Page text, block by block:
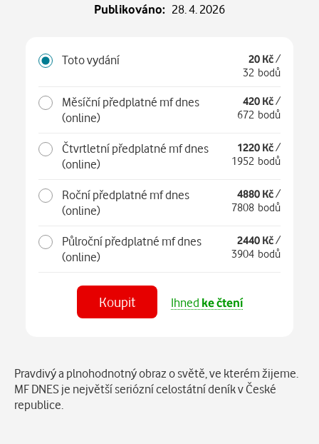
Publikováno: 28. 4. 2026
Toto vydání 20 Kč/
32 bodů
Měsíční předplatné mf dnes
(online)
420 Kč/
672 bodů
Čtvrtletní předplatné mf dnes
(online)
1220 Kč/
1952 bodů
Roční předplatné mf dnes
(online)
4880 Kč/
7808 bodů
Půlroční předplatné mf dnes
(online)
2440 Kč/
3904 bodů
Koupit Ihned ke čtení
MF DNES Olomoucký - 28.04.2026
Čístna webu
v aplikaci
MF DNES Střední Čechy - 28.04.2026
Popis
Pravdivý a plnohodnotný obraz o světě, ve kterém žijeme.
MF DNES je největší seriózní celostátní deník v České
republice.